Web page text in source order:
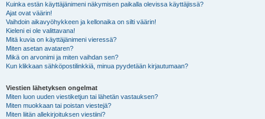
Kuinka estän käyttäjänimeni näkymisen paikalla olevissa käyttäjissä?
Ajat ovat väärin!
Vaihdoin aikavyöhykkeen ja kellonaika on silti väärin!
Kieleni ei ole valittavana!
Mitä kuvia on käyttäjänimeni vieressä?
Miten asetan avataren?
Mikä on arvonimi ja miten vaihdan sen?
Kun klikkaan sähköpostilinkkiä, minua pyydetään kirjautumaan?
Viestien lähetyksen ongelmat
Miten luon uuden viestiketjun tai lähetän vastauksen?
Miten muokkaan tai poistan viestejä?
Miten liitän allekirjoituksen viestiini?